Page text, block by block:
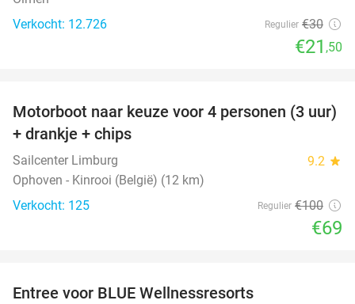
Verkocht: 12.726
Regulier €30
€21 ,50
31%
Motorboot naar keuze voor 4 personen (3 uur)
+ drankje + chips
Sailcenter Limburg 9.2 star
Ophoven - Kinrooi (België) (12 km)
Verkocht: 125
Regulier €100
€69
Entree voor BLUE Wellnessresorts